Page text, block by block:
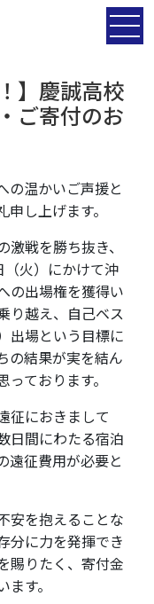
】慶誠高校
ご寄付のお
の温かいご声援と
し上げます。
戦を勝ち抜き、
火）にかけて沖
の出場権を獲得い
り越え、自己ベス
出場という目標に
の結果が実を結ん
ております。
征におきまして
日間にわたる宿泊
遠征費用が必要と
安を抱えることな
分に力を発揮でき
賜りたく、寄付金
す。